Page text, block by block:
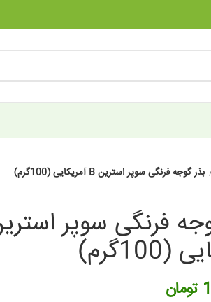
بذر گوجه فرنگی سوپر استرین B آمریکایی (100گرم)
تومان